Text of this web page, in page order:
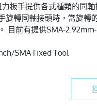
板手提供各式種類的同
旋轉同軸接頭時，當旋轉
目前有提供SMA-
SMA Fixed Tool